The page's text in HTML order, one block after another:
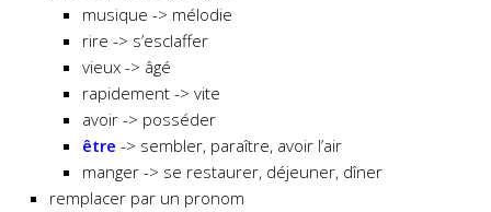
musique -> mélodie
rire -> s’esclaffer
vieux -> âgé
rapidement -> vite
avoir -> posséder
être -> sembler, paraître, avoir l’air
manger -> se restaurer, déjeuner, dîner
remplacer par un pronom